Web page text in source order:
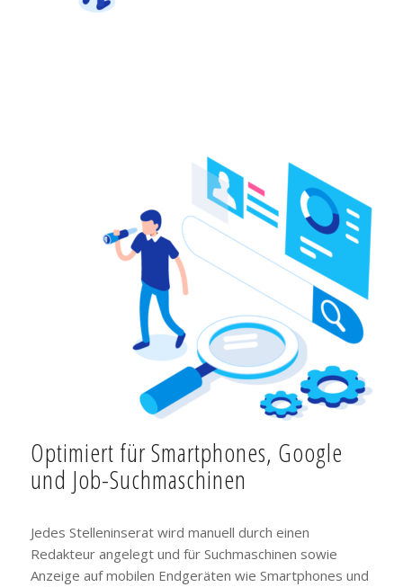
Optimiert für Smartphones, Google
und Job-Suchmaschinen
Jedes Stelleninserat wird manuell durch einen
Redakteur angelegt und für Suchmaschinen sowie
Anzeige auf mobilen Endgeräten wie Smartphones und